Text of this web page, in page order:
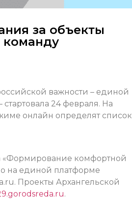
за объекты
команду
важности – единой
24 февраля. На
онлайн определят список
«Формирование комфортной
на единой платформе
Проекты Архангельской
.